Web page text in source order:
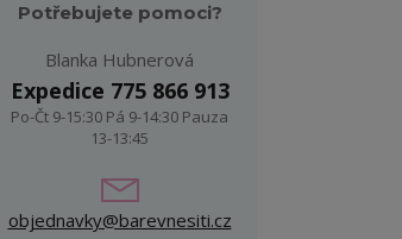
Potřebujete pomoci?
Blanka Hubnerová
Expedice 775 866 913
Po-Čt 9-15:30 Pá 9-14:30 Pauza
13-13:45
objednavky@barevnesiti.cz